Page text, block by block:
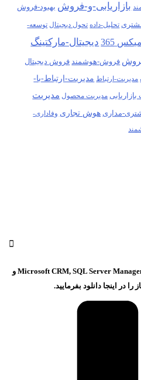
و-فروش بهبود-فروش
تحلیل-داده تحول دیجیتال توسعه-
دیجیتال-مارکتینگ
فروش-هوشمند فروش دیجیتال
ارتباط مدیریت-ارتباط-با-
مدیریت محصول مدیریت
مداری هوش تجاری وفاداری-
آخرین نسخه نرم افزار Microsoft CRM, SQL Server Management Studio و
اینجا دانلود بفرمایید.